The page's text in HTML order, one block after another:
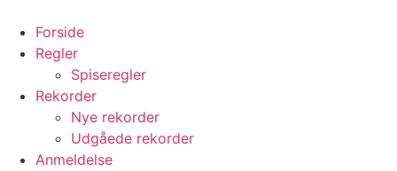
indhold
Forside
Regler
Spiseregler
Rekorder
Nye rekorder
Udgåede rekorder
Anmeldelse